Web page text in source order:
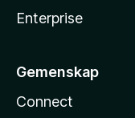
Enterprise
Gemenskap
Connect